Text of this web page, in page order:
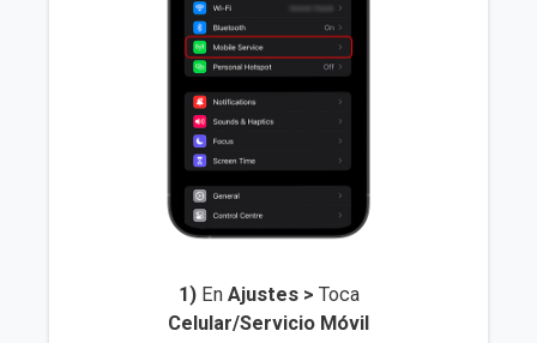
1) En Ajustes > Toca
Celular/Servicio Móvil